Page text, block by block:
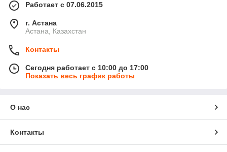
Работает с 07.06.2015
г. Астана
Астана, Казахстан
Контакты
Сегодня работает с 10:00 до 17:00
Показать весь график работы
О нас
Контакты